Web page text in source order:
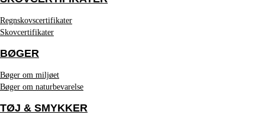
Regnskovscertifikater
Skovcertifikater
BØGER
Bøger om miljøet
Bøger om naturbevarelse
TØJ & SMYKKER